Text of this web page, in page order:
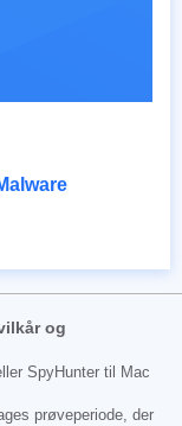
og
SpyHunter til Mac
prøveperiode, der